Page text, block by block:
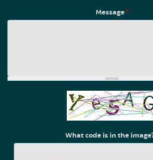
Message*
What code is in the